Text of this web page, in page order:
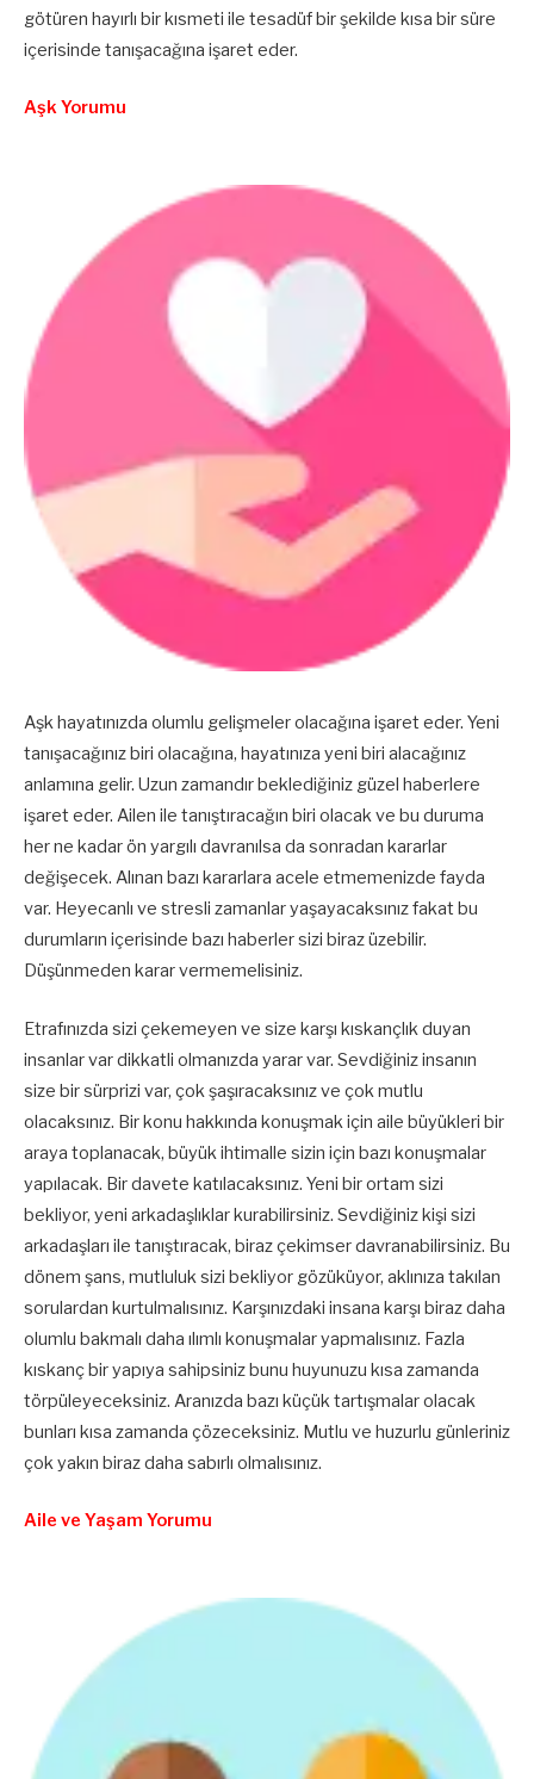
götüren hayırlı bir kısmeti ile tesadüf bir şekilde kısa bir süre
içerisinde tanışacağına işaret eder.
Aşk Yorumu
Aşk hayatınızda olumlu gelişmeler olacağına işaret eder. Yeni
tanışacağınız biri olacağına, hayatınıza yeni biri alacağınız
anlamına gelir. Uzun zamandır beklediğiniz güzel haberlere
işaret eder. Ailen ile tanıştıracağın biri olacak ve bu duruma
her ne kadar ön yargılı davranılsa da sonradan kararlar
değişecek. Alınan bazı kararlara acele etmemenizde fayda
var. Heyecanlı ve stresli zamanlar yaşayacaksınız fakat bu
durumların içerisinde bazı haberler sizi biraz üzebilir.
Düşünmeden karar vermemelisiniz.
Etrafınızda sizi çekemeyen ve size karşı kıskançlık duyan
insanlar var dikkatli olmanızda yarar var. Sevdiğiniz insanın
size bir sürprizi var, çok şaşıracaksınız ve çok mutlu
olacaksınız. Bir konu hakkında konuşmak için aile büyükleri bir
araya toplanacak, büyük ihtimalle sizin için bazı konuşmalar
yapılacak. Bir davete katılacaksınız. Yeni bir ortam sizi
bekliyor, yeni arkadaşlıklar kurabilirsiniz. Sevdiğiniz kişi sizi
arkadaşları ile tanıştıracak, biraz çekimser davranabilirsiniz. Bu
dönem şans, mutluluk sizi bekliyor gözüküyor, aklınıza takılan
sorulardan kurtulmalısınız. Karşınızdaki insana karşı biraz daha
olumlu bakmalı daha ılımlı konuşmalar yapmalısınız. Fazla
kıskanç bir yapıya sahipsiniz bunu huyunuzu kısa zamanda
törpüleyeceksiniz. Aranızda bazı küçük tartışmalar olacak
bunları kısa zamanda çözeceksiniz. Mutlu ve huzurlu günleriniz
çok yakın biraz daha sabırlı olmalısınız.
Aile ve Yaşam Yorumu